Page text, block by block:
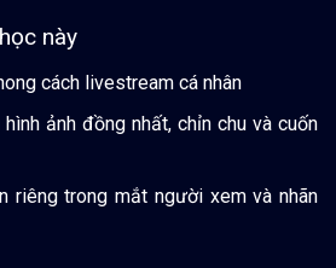
này
cách livestream cá nhân
ảnh đồng nhất, chỉn chu và cuốn
riêng trong mắt người xem và nhãn